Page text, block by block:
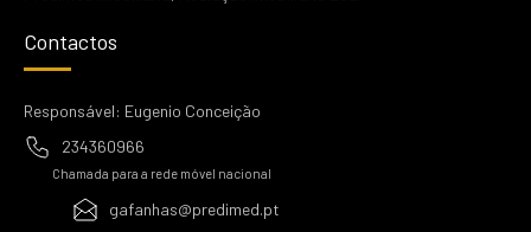
Contactos
Responsável: Eugenio Conceição
234360966
Chamada para a rede móvel nacional
gafanhas@predimed.pt